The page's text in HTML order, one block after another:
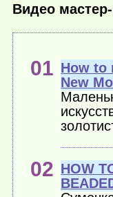
Видео
How to
New
HOW